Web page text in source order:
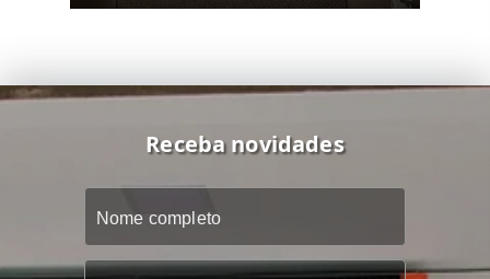
Receba novidades